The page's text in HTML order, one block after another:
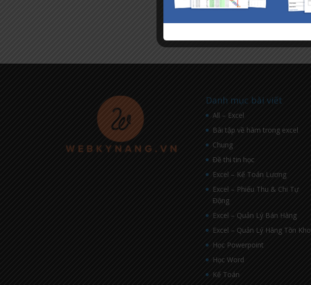
Danh mục bài viết
All – Excel
Bài tập về hàm trong excel
Chung
Đề thi tin học
Excel – Kế Toán Lương
Excel – Phiếu Thu & Chi Tự
Động
Excel – Quản Lý Bán Hàng
Excel – Quản Lý Hàng Tồn Kho
Học Powerpoint
Học Word
Kế Toán